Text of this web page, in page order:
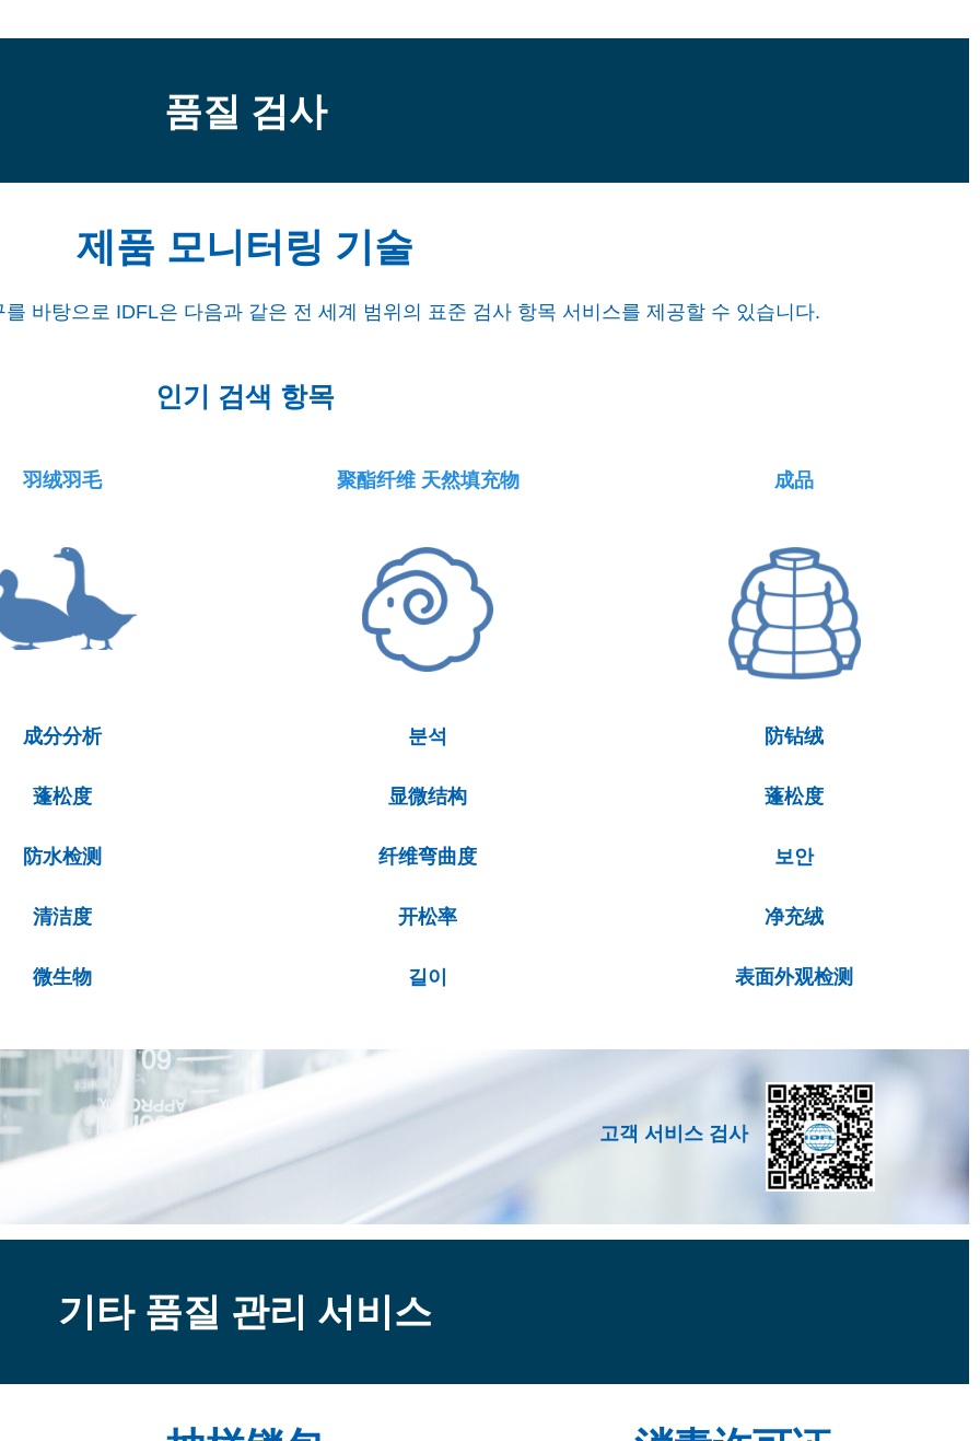
품질 검사
제품 모니터링 기술
바탕으로 IDFL은 다음과 같은 전 세계 범위의 표준 검사 항목 서비스를 제공할 수 있습니다.
인기 검색 항목
羽绒羽毛 聚酯纤维 天然填充物 成品
成分分析
蓬松度
防水检测
清洁度
微生物
분석
显微结构
纤维弯曲度
开松率
길이
防钻绒
蓬松度
보안
净充绒
表面外观检测
고객 서비스 검사
기타 품질 관리 서비스